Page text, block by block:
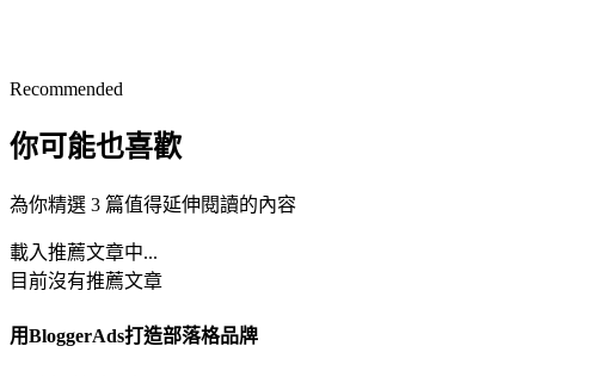
Recommended
你可能也喜歡
為你精選 3 篇值得延伸閱讀的內容
載入推薦文章中...
目前沒有推薦文章
用BloggerAds打造部落格品牌